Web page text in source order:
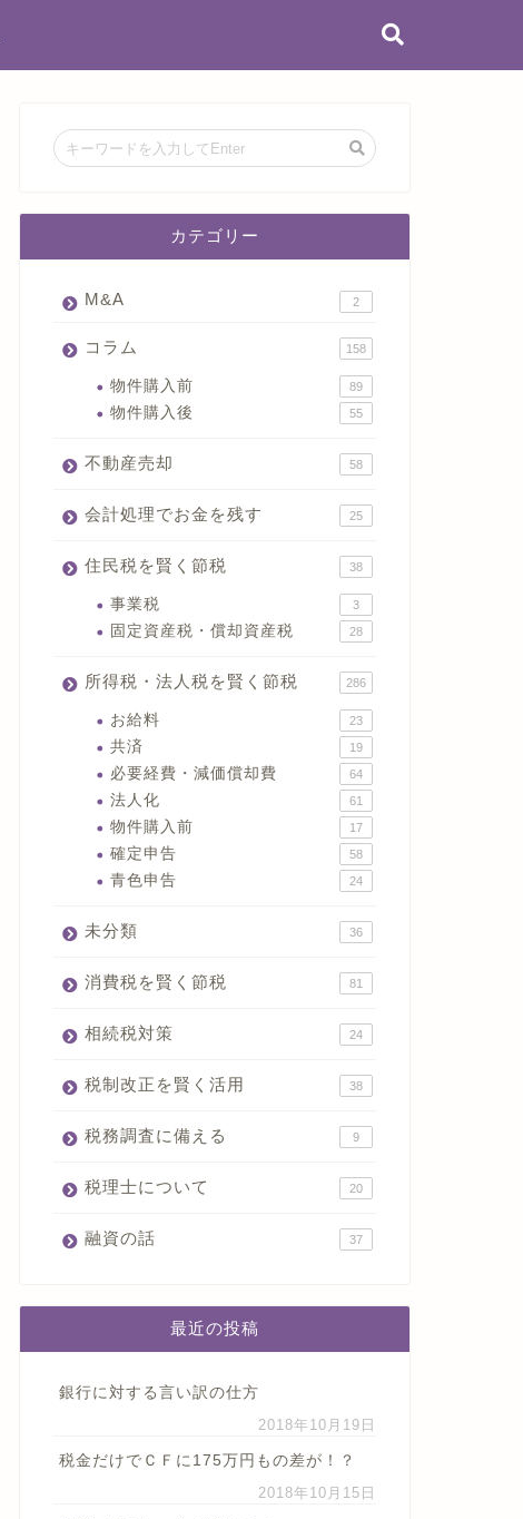
カテゴリー
M&A 2
コラム 158
物件購入前 89
物件購入後 55
不動産売却 58
会計処理でお金を残す 25
住民税を賢く節税 38
事業税 3
固定資産税・償却資産税 28
所得税・法人税を賢く節税 286
お給料 23
共済 19
必要経費・減価償却費 64
法人化 61
物件購入前 17
確定申告 58
青色申告 24
未分類 36
消費税を賢く節税 81
相続税対策 24
税制改正を賢く活用 38
税務調査に備える 9
税理士について 20
融資の話 37
最近の投稿
銀行に対する言い訳の仕方
2018年10月19日
税金だけでＣＦに175万円もの差が！？
2018年10月15日